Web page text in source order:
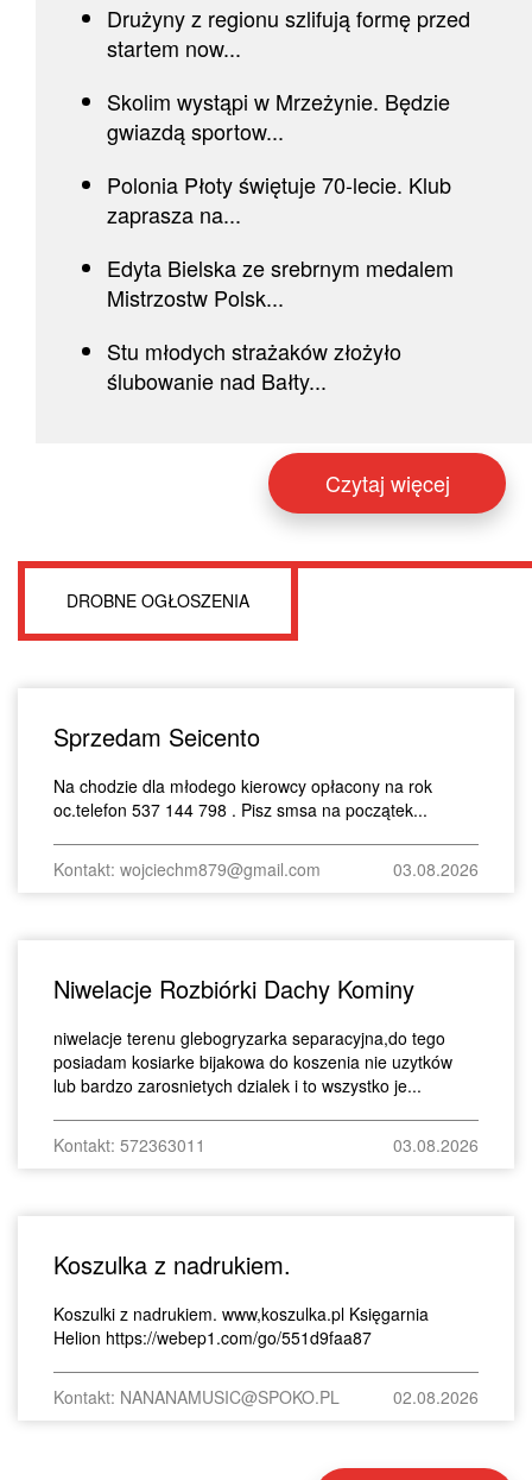
Drużyny z regionu szlifują formę przed
startem now...
Skolim wystąpi w Mrzeżynie. Będzie
gwiazdą sportow...
Polonia Płoty świętuje 70-lecie. Klub
zaprasza na...
Edyta Bielska ze srebrnym medalem
Mistrzostw Polsk...
Stu młodych strażaków złożyło
ślubowanie nad Bałty...
Czytaj więcej
DROBNE OGŁOSZENIA
Sprzedam Seicento
Na chodzie dla młodego kierowcy opłacony na rok
oc.telefon 537 144 798 . Pisz smsa na początek...
Kontakt: wojciechm879@gmail.com 03.08.2026
Niwelacje Rozbiórki Dachy Kominy
niwelacje terenu glebogryzarka separacyjna,do tego
posiadam kosiarke bijakowa do koszenia nie uzytków
lub bardzo zarosnietych dzialek i to wszystko je...
Kontakt: 572363011 03.08.2026
Koszulka z nadrukiem.
Koszulki z nadrukiem. www,koszulka.pl Księgarnia
Helion https://webep1.com/go/551d9faa87
Kontakt: NANANAMUSIC@SPOKO.PL 02.08.2026